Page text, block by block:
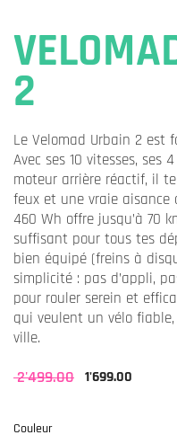
2
Le Velomad Urbain 2 est
Avec ses 10 vitesses, ses
moteur arrière réactif, il
feux et une vraie
460 Wh offre jusqu’à 70
suffisant pour tous tes
bien équipé (freins à
simplicité : pas d’appli,
pour rouler serein et
qui veulent un vélo
ville.
2'499.00 1'699.00
Couleur